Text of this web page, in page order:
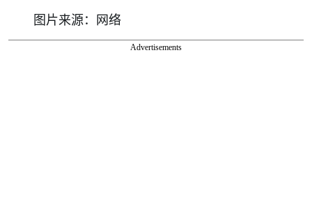
图片来源：网络
Advertisements